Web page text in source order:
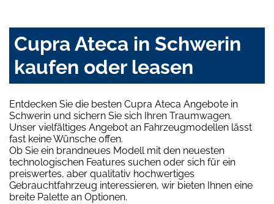
Cupra Ateca in Schwerin
kaufen oder leasen
Entdecken Sie die besten Cupra Ateca Angebote in
Schwerin und sichern Sie sich Ihren Traumwagen.
Unser vielfältiges Angebot an Fahrzeugmodellen lässt
fast keine Wünsche offen.
Ob Sie ein brandneues Modell mit den neuesten
technologischen Features suchen oder sich für ein
preiswertes, aber qualitativ hochwertiges
Gebrauchtfahrzeug interessieren, wir bieten Ihnen eine
breite Palette an Optionen.